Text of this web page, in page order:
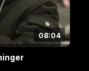
08:04